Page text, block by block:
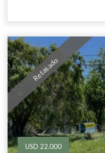
Retasado
USD 22.000